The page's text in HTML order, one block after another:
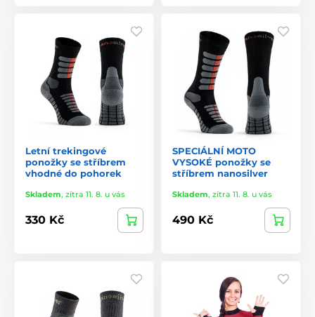
Letní trekingové
ponožky se stříbrem
vhodné do pohorek
Skladem, zítra 11. 8. u vás
330 Kč
SPECIÁLNÍ MOTO
VYSOKÉ ponožky se
stříbrem nanosilver
Skladem, zítra 11. 8. u vás
490 Kč